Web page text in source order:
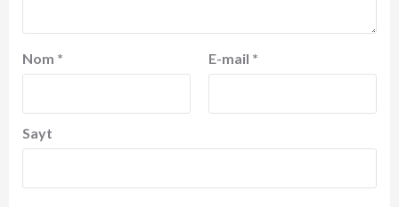
Nom * E-mail *
Sayt